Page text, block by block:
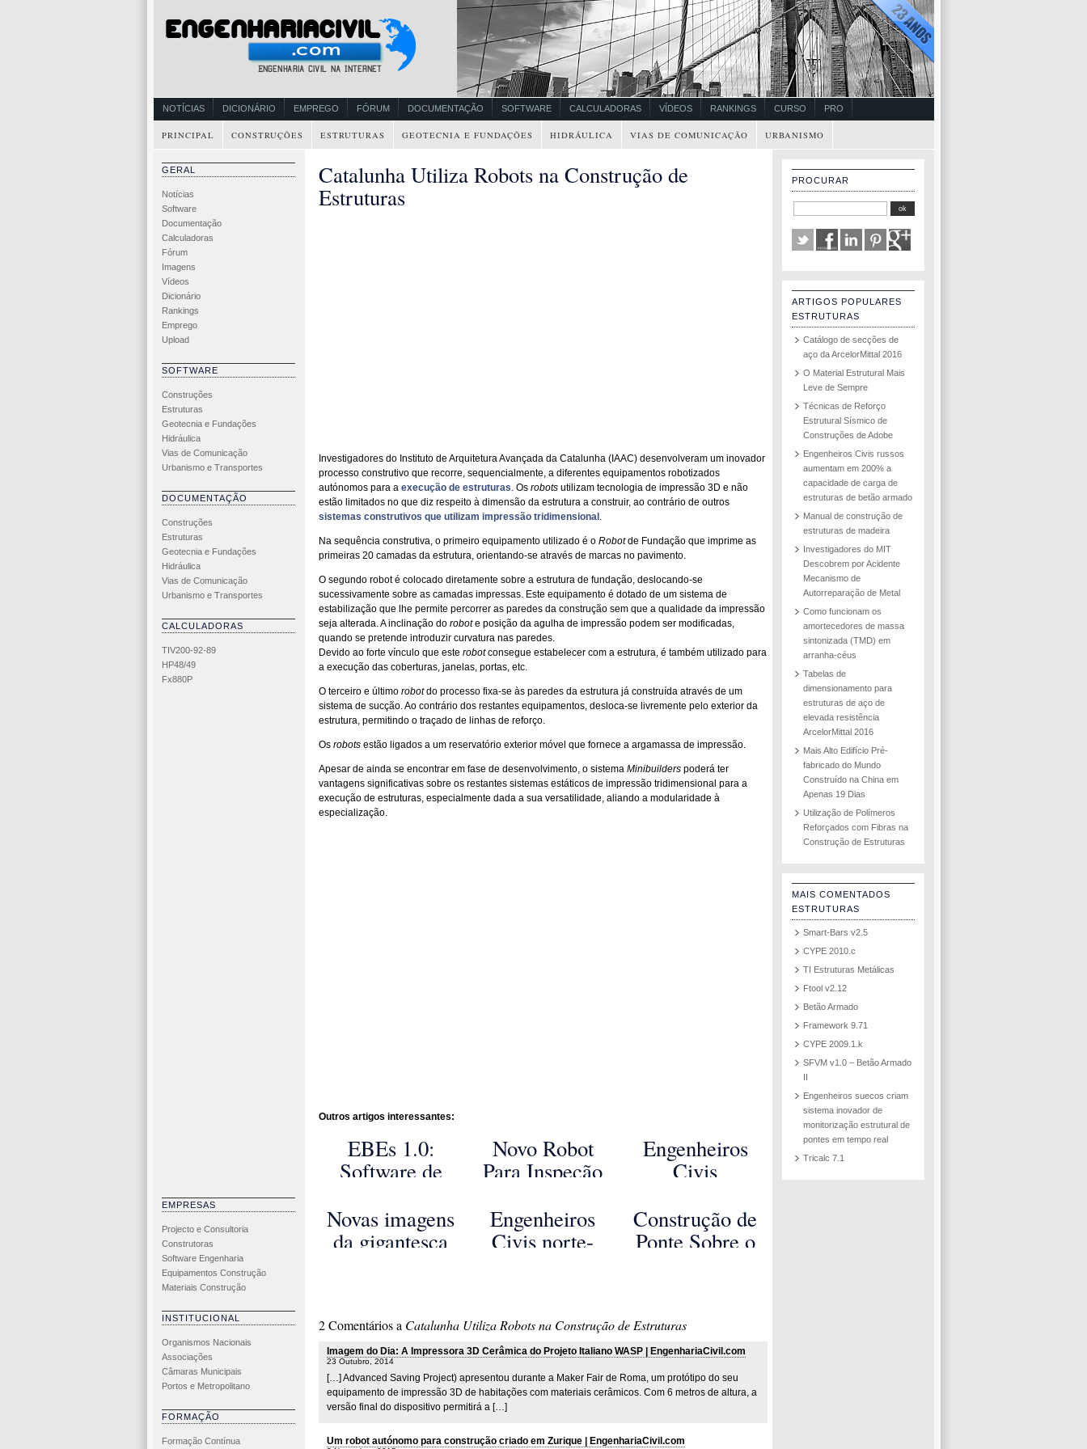
NOTÍCIAS DICIONÁRIO EMPREGO FÓRUM DOCUMENTAÇÃO SOFTWARE CALCULADORAS VÍDEOS RANKINGS CURSO PRO
PRINCIPAL CONSTRUÇÕES ESTRUTURAS GEOTECNIA E FUNDAÇÕES HIDRÁULICA VIAS DE COMUNICAÇÃO URBANISMO
GERAL
Notícias
Software
Documentação
Calculadoras
Fórum
Imagens
Vídeos
Dicionário
Rankings
Emprego
Upload
SOFTWARE
Construções
Estruturas
Geotecnia e Fundações
Hidráulica
Vias de Comunicação
Urbanismo e Transportes
DOCUMENTAÇÃO
Construções
Estruturas
Geotecnia e Fundações
Hidráulica
Vias de Comunicação
Urbanismo e Transportes
CALCULADORAS
TIV200-92-89
HP48/49
Fx880P
EMPRESAS
Projecto e Consultoria
Construtoras
Software Engenharia
Equipamentos Construção
Materiais Construção
INSTITUCIONAL
Organismos Nacionais
Associações
Câmaras Municipais
Portos e Metropolitano
FORMAÇÃO
Formação Contínua
Catalunha Utiliza Robots na Construção de
Estruturas
Investigadores do Instituto de Arquitetura Avançada da Catalunha (IAAC) desenvolveram um inovador
processo construtivo que recorre, sequencialmente, a diferentes equipamentos robotizados
autónomos para a execução de estruturas . Os robotsutilizam tecnologia de impressão 3D e não
estão limitados no que diz respeito à dimensão da estrutura a construir, ao contrário de outros
sistemas construtivos que utilizam impressão tridimensional.
Na sequência construtiva, o primeiro equipamento utilizado é o Robotde Fundação que imprime as
primeiras 20 camadas da estrutura, orientando-se através de marcas no pavimento.
O segundo robot é colocado diretamente sobre a estrutura de fundação, deslocando-se
sucessivamente sobre as camadas impressas. Este equipamento é dotado de um sistema de
estabilização que lhe permite percorrer as paredes da construção sem que a qualidade da impressão
seja alterada. A inclinação do robote posição da agulha de impressão podem ser modificadas,
quando se pretende introduzir curvatura nas paredes.
Devido ao forte vínculo que este robotconsegue estabelecer com a estrutura, é também utilizado para
a execução das coberturas, janelas, portas, etc.
O terceiro e último robotdo processo fixa-se às paredes da estrutura já construída através de um
sistema de sucção. Ao contrário dos restantes equipamentos, desloca-se livremente pelo exterior da
estrutura, permitindo o traçado de linhas de reforço.
Os robotsestão ligados a um reservatório exterior móvel que fornece a argamassa de impressão.
Apesar de ainda se encontrar em fase de desenvolvimento, o sistema Minibuilderspoderá ter
vantagens significativas sobre os restantes sistemas estáticos de impressão tridimensional para a
execução de estruturas, especialmente dada a sua versatilidade, aliando a modularidade à
especialização.
Outros artigos interessantes:
EBEs 1.0:
Software de
estruturas
espaciais
Novo Robot
Para Inspeção
Capaz de Subir
Paredes
Engenheiros
Civis
fabricam betão
com cenouras
Novas imagens
da gigantesca
de Eindhoven
Engenheiros
Civis norte-
inspeção
estrutural
acústica de
ponte...
Construção de
Ponte Sobre o
2 Comentários a Catalunha Utiliza Robots na Construção de Estruturas
Imagem do Dia: A Impressora 3D Cerâmica do Projeto Italiano WASP | EngenhariaCivil.com
23 Outubro, 2014
[…] Advanced Saving Project) apresentou durante a Maker Fair de Roma, um protótipo do seu
equipamento de impressão 3D de habitações com materiais cerâmicos. Com 6 metros de altura, a
versão final do dispositivo permitirá a […]
Um robot autónomo para construção criado em Zurique | EngenhariaCivil.com
PROCURAR
ARTIGOS POPULARES
ESTRUTURAS
Catálogo de secções de
aço da ArcelorMittal 2016
O Material Estrutural Mais
Leve de Sempre
Técnicas de Reforço
Estrutural Sísmico de
Construções de Adobe
Engenheiros Civis russos
aumentam em 200% a
capacidade de carga de
estruturas de betão armado
Manual de construção de
estruturas de madeira
Investigadores do MIT
Descobrem por Acidente
Mecanismo de
Autorreparação de Metal
Como funcionam os
amortecedores de massa
sintonizada (TMD) em
arranha-céus
Tabelas de
dimensionamento para
estruturas de aço de
elevada resistência
ArcelorMittal 2016
Mais Alto Edifício Pré-
fabricado do Mundo
Construído na China em
Apenas 19 Dias
Utilização de Polímeros
Reforçados com Fibras na
Construção de Estruturas
MAIS COMENTADOS
ESTRUTURAS
Smart-Bars v2.5
CYPE 2010.c
TI Estruturas Metálicas
Ftool v2.12
Betão Armado
Framework 9.71
CYPE 2009.1.k
SFVM v1.0 – Betão Armado
II
Engenheiros suecos criam
sistema inovador de
monitorização estrutural de
pontes em tempo real
Tricalc 7.1